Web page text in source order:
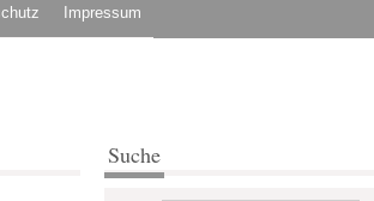
Impressum
Suche